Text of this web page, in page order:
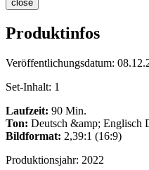
close
Produktinfos
Veröffentlichungsdatum:
Set-Inhalt: 1
Laufzeit: 90 Min.
Ton: Deutsch &amp; Englisch
Bildformat: 2,39:1 (16:9)
Produktionsjahr: 2022